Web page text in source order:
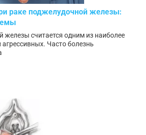
раке поджелудочной железы:
железы считается одним из наиболее
Часто болезнь